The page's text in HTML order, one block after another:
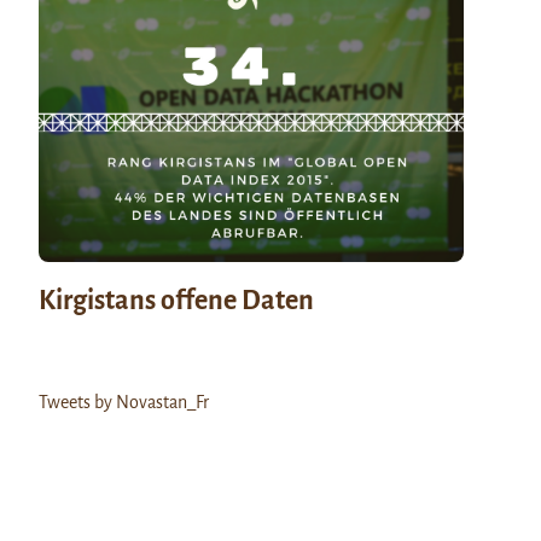
Kirgistans offene Daten
Tweets by Novastan_Fr